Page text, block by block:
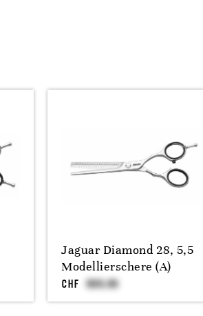
Jaguar Diamond 28, 5,5
Modellierschere (A)
CHF